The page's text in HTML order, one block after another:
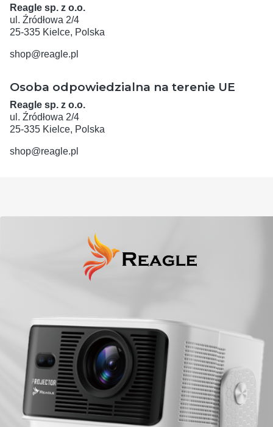
Reagle sp. z o.o.
ul. Źródłowa 2/4
25-335 Kielce, Polska
shop@reagle.pl
Osoba odpowiedzialna na terenie UE
Reagle sp. z o.o.
ul. Źródłowa 2/4
25-335 Kielce, Polska
shop@reagle.pl